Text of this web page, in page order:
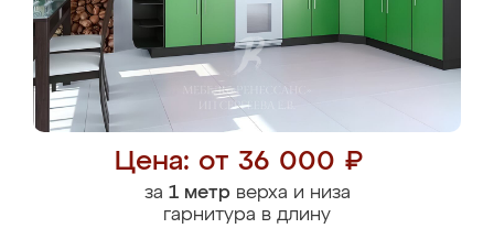
Цена: от 36 000 ₽
за 1 метрверха и низа
гарнитура в длину